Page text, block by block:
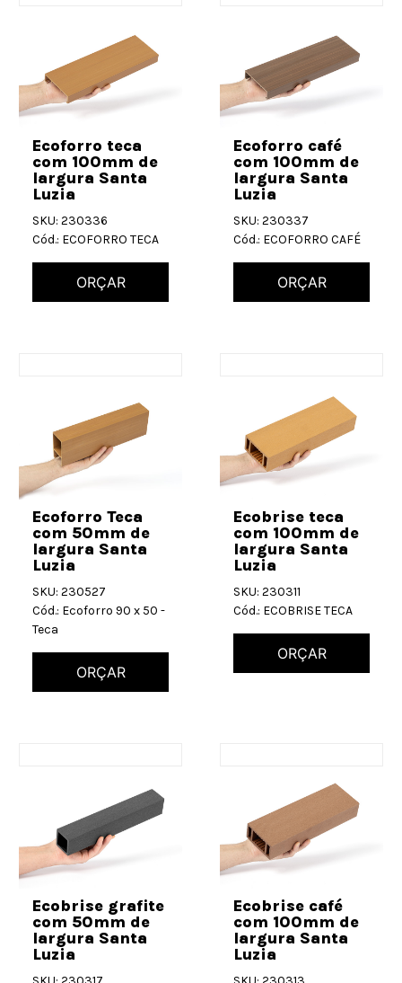
Ecoforro teca
com 100mm de
largura Santa
Luzia
SKU: 230336
Cód.: ECOFORRO TECA
ORÇAR
Ecoforro café
com 100mm de
largura Santa
Luzia
SKU: 230337
Cód.: ECOFORRO CAFÉ
ORÇAR
Ecoforro Teca
com 50mm de
largura Santa
Luzia
SKU: 230527
Cód.: Ecoforro 90 x 50 -
Teca
ORÇAR
Ecobrise teca
com 100mm de
largura Santa
Luzia
SKU: 230311
Cód.: ECOBRISE TECA
ORÇAR
Ecobrise grafite
com 50mm de
largura Santa
Luzia
Ecobrise café
com 100mm de
largura Santa
Luzia